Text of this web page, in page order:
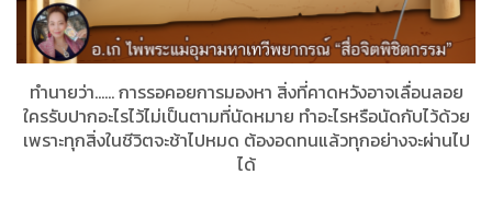
ทำนายว่า...... การรอคอยการมองหา สิ่งที่คาดหวังอาจเลื่อนลอย
ใครรับปากอะไรไว้ไม่เป็นตามที่นัดหมาย ทำอะไรหรือนัดกับไว้ด้วย
เพราะทุกสิ่งในชีวิตจะช้าไปหมด ต้องอดทนแล้วทุกอย่างจะผ่านไป
ได้